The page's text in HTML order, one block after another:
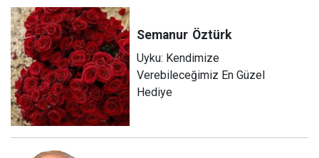
Semanur Öztürk
Uyku: Kendimize
Verebileceğimiz En Güzel
Hediye